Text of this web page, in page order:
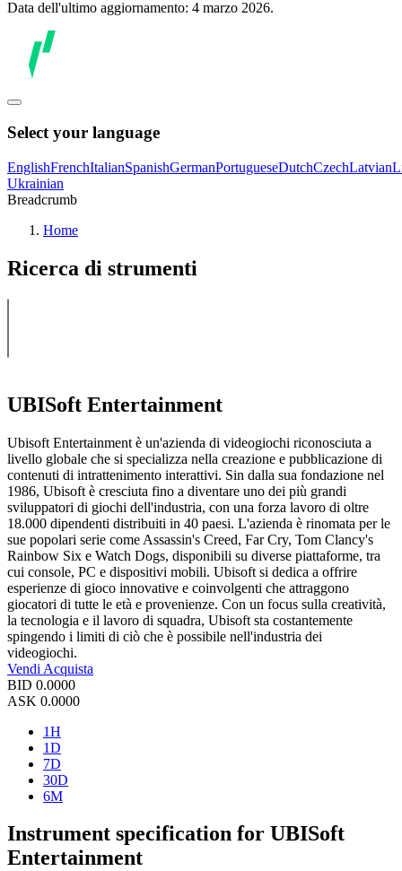
Data dell'ultimo aggiornamento: 4 marzo 2026.
Select your language
EnglishFrenchItalianSpanishGermanPortugueseDutchCzechLatvian
Ukrainian
Breadcrumb
Home
Ricerca di strumenti
UBISoft Entertainment
Ubisoft Entertainment è un'azienda di videogiochi riconosciuta a
livello globale che si specializza nella creazione e pubblicazione di
contenuti di intrattenimento interattivi. Sin dalla sua fondazione nel
1986, Ubisoft è cresciuta fino a diventare uno dei più grandi
sviluppatori di giochi dell'industria, con una forza lavoro di oltre
18.000 dipendenti distribuiti in 40 paesi. L'azienda è rinomata per le
sue popolari serie come Assassin's Creed, Far Cry, Tom Clancy's
Rainbow Six e Watch Dogs, disponibili su diverse piattaforme, tra
cui console, PC e dispositivi mobili. Ubisoft si dedica a offrire
esperienze di gioco innovative e coinvolgenti che attraggono
giocatori di tutte le età e provenienze. Con un focus sulla creatività,
la tecnologia e il lavoro di squadra, Ubisoft sta costantemente
spingendo i limiti di ciò che è possibile nell'industria dei
videogiochi.
Vendi Acquista
BID 0.0000
ASK 0.0000
1H
1D
7D
30D
6M
Instrument specification for UBISoft
Entertainment